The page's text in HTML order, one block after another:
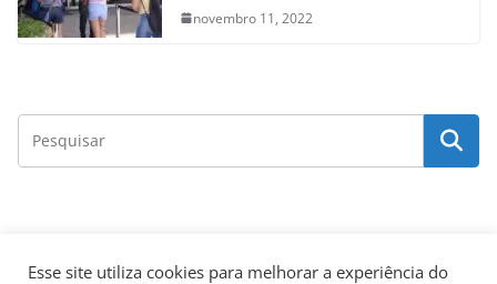
novembro 11, 2022
Esse site utiliza cookies para melhorar a experiência do